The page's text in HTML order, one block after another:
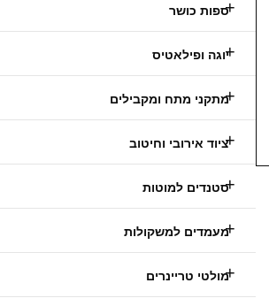
ספות כושר
יוגה ופילאטיס
מתקני מתח ומקבילים
ציוד אירובי וחיטוב
סטנדים למוטות
מעמדים למשקולות
מולטי טריינרים